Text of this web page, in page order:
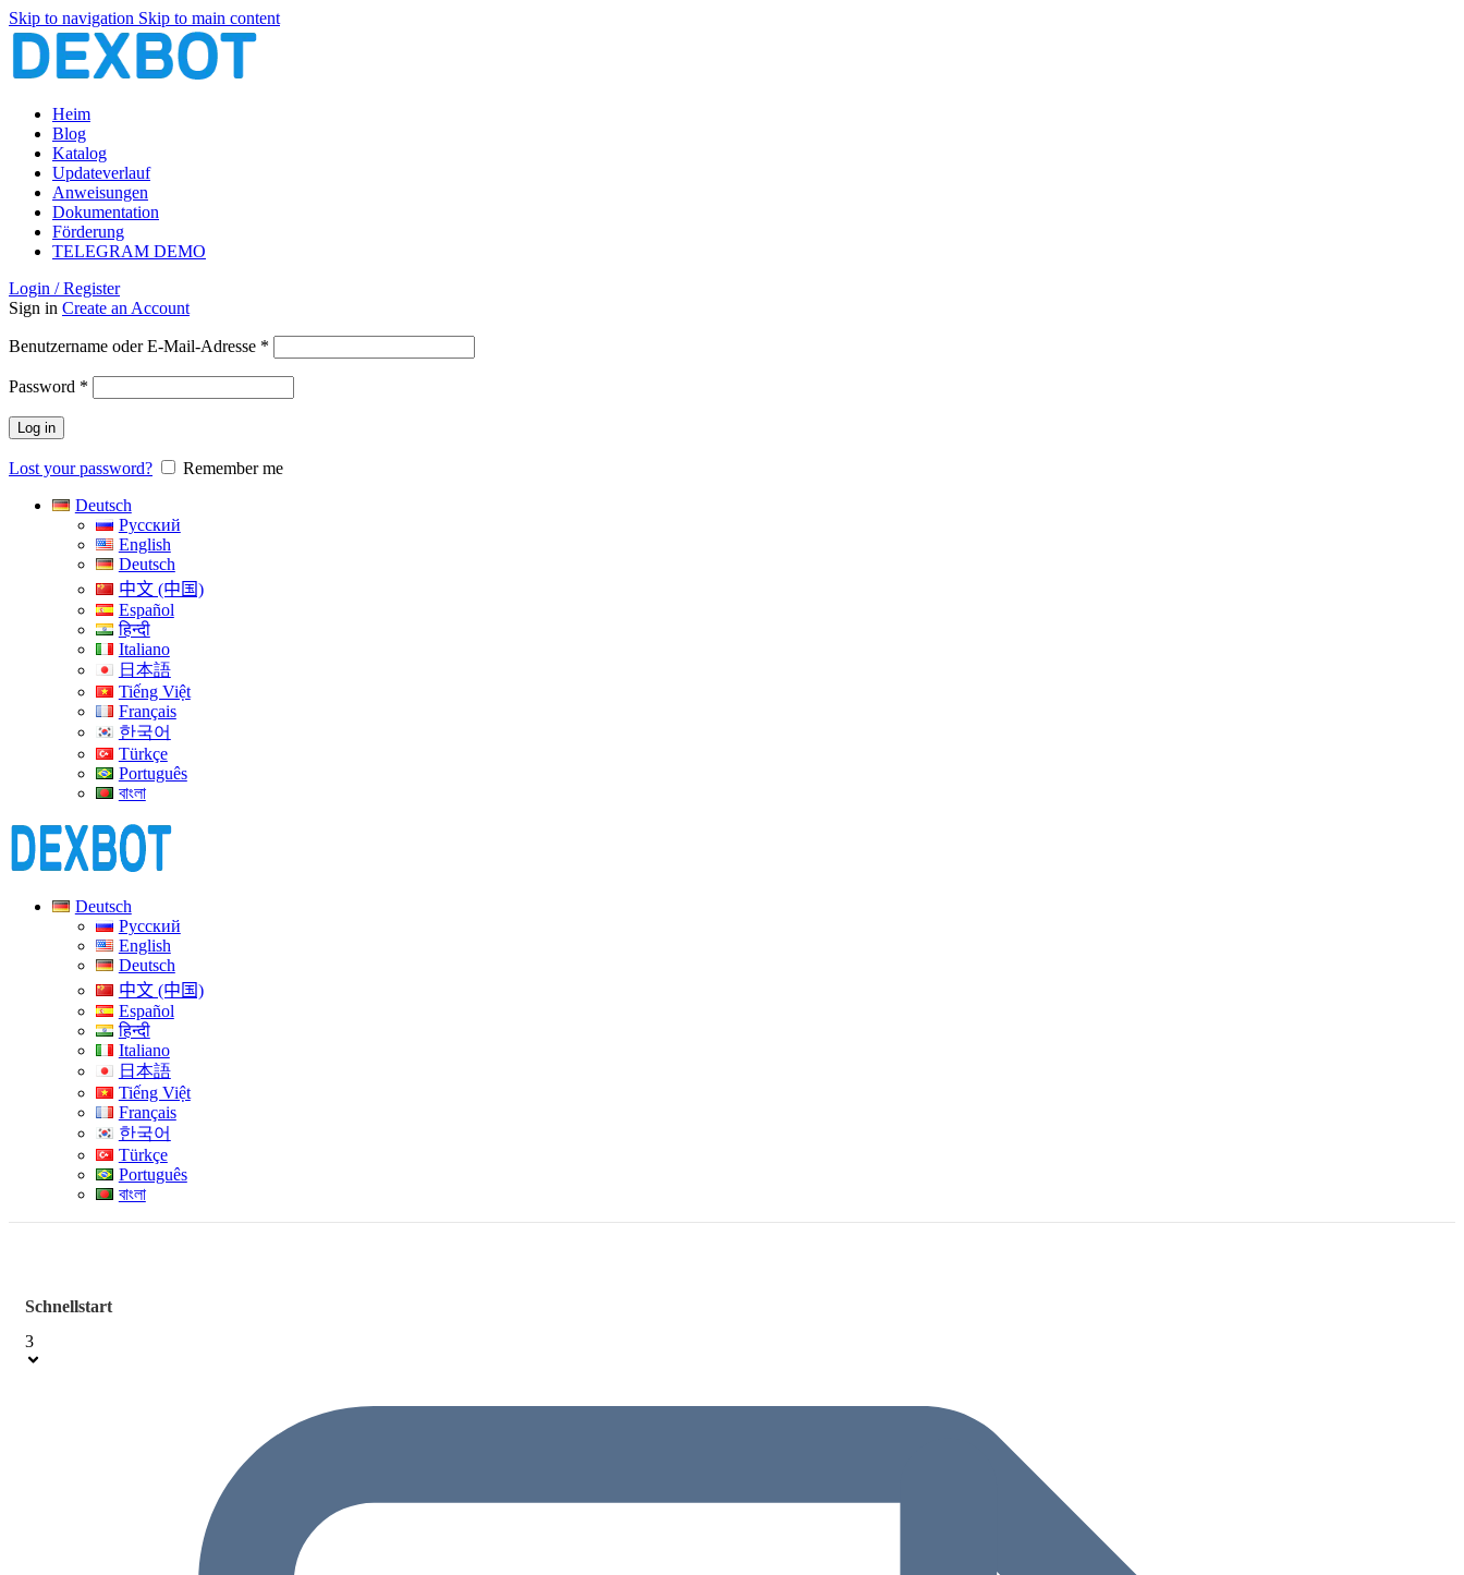
Skip to navigation Skip to main content
Heim
Blog
Katalog
Updateverlauf
Anweisungen
Dokumentation
Förderung
TELEGRAM DEMO
Login / Register
Sign in Create an Account
Benutzername oder E-Mail-Adresse *
Password *
Log in
Lost your password?
Remember me
Deutsch
Русский
English
Deutsch
中文 (中国)
Español
हिन्दी
Italiano
日本語
Tiếng Việt
Français
한국어
Türkçe
Português
বাংলা
Deutsch
Русский
English
Deutsch
中文 (中国)
Español
हिन्दी
Italiano
日本語
Tiếng Việt
Français
한국어
Türkçe
Português
বাংলা
Schnellstart
3